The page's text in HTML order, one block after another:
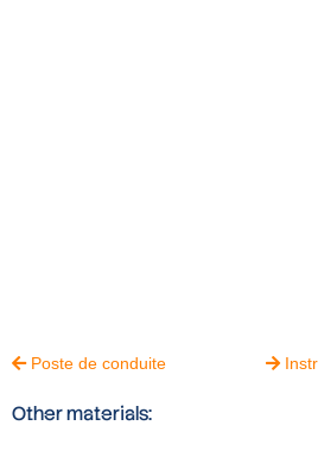
Poste de conduite 
Other materials: